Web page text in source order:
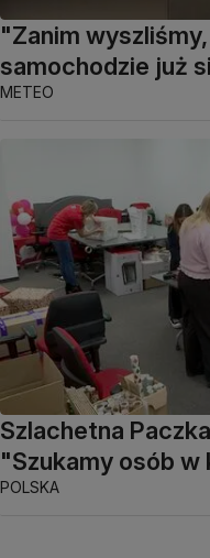
"Zanim
samochodzie już
METEO
Szlachetna
"Szukamy osób
POLSKA